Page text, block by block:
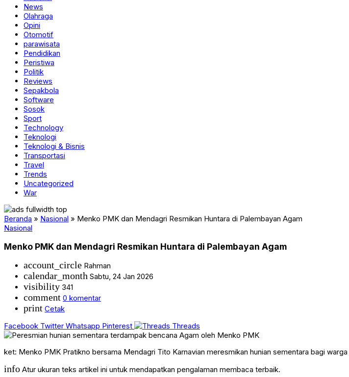
News
Olahraga
Opini
Otomotif
parawisata
Pendidikan
Peristiwa
Politik
Reviews
Sepakbola
Software
Sosok
Sport
Technology
Teknologi
Teknologi & Bisnis
Transportasi
Travel
Trends
Uncategorized
War
Beranda » Nasional » Menko PMK dan Mendagri Resmikan Huntara di Palembayan Agam
Nasional
Menko PMK dan Mendagri Resmikan Huntara di Palembayan Agam
account_circle Rahman
calendar_month Sabtu, 24 Jan 2026
visibility 341
comment 0 komentar
print Cetak
Facebook Twitter Whatsapp Pinterest Threads
ket: Menko PMK Pratikno bersama Mendagri Tito Karnavian meresmikan hunian sementara bagi
info Atur ukuran teks artikel ini untuk mendapatkan pengalaman membaca terbaik.